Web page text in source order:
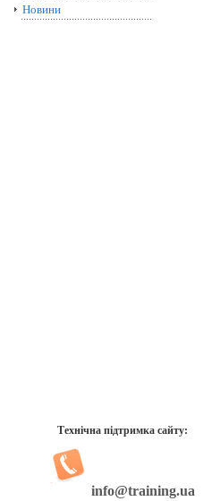
Новини
Технічна підтримка сайту:
info@training.ua